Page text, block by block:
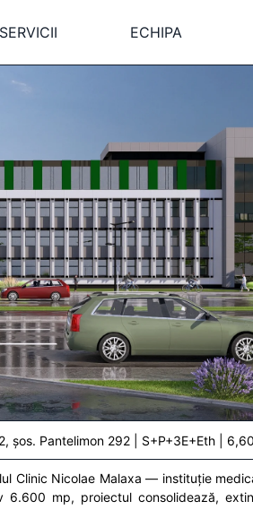
SERVICII ECHIPA
șos. Pantelimon 292 | S+P+3E+Eth |
Clinic Nicolae Malaxa — instituție
mp, proiectul consolidează,